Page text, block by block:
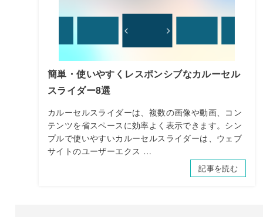
簡単・使いやすくレスポンシブなカルーセル
スライダー8選
カルーセルスライダーは、複数の画像や動画、コン
テンツを省スペースに効率よく表示できます。シン
プルで使いやすいカルーセルスライダーは、ウェブ
サイトのユーザーエクス …
記事を読む